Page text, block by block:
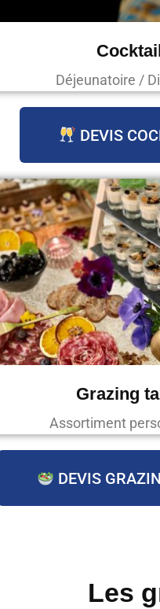
Cocktail
Déjeunatoire /
DEVIS
Grazing
Assortiment
DEVIS
Les